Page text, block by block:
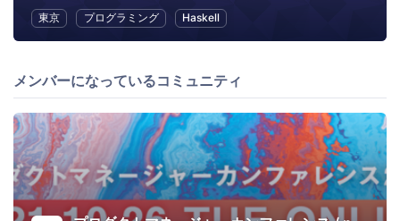
東京
プログラミング Haskell
メンバーになっているコミュニティ